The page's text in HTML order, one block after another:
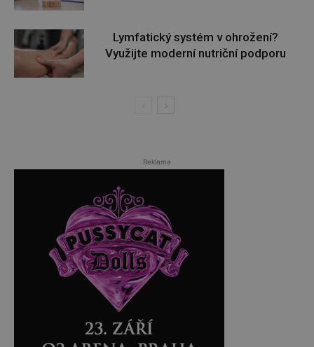
Lymfatický systém v ohrožení?
Využijte moderní nutriční podporu
Reklama